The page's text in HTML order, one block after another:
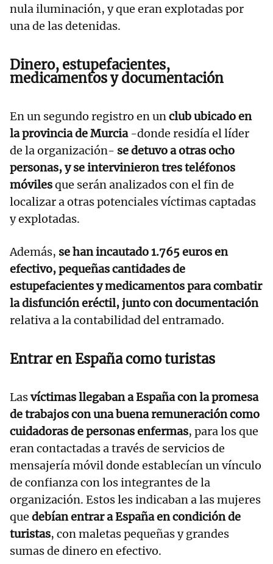
nula iluminación, y que eran explotadas por
una de las detenidas.
Dinero, estupefacientes,
medicamentos y documentación
En un segundo registro en unclub ubicado en
la provincia de Murcia-donde residía el líder
de la organización- se detuvo a otras ocho
personas, y se intervinieron tres teléfonos
móvilesque serán analizados con el fin de
localizar a otras potenciales víctimas captadas
y explotadas.
Además, se han incautado 1.765 euros en
efectivo, pequeñas cantidades de
estupefacientes y medicamentos para combatir
la disfunción eréctil, junto con documentación
relativa a la contabilidad del entramado.
Entrar en España como turistas
Lasvíctimas llegaban a España con la promesa
de trabajos con una buena remuneración como
cuidadoras de personas enfermas, para los que
eran contactadas a través de servicios de
mensajería móvil donde establecían un vínculo
de confianza con los integrantes de la
organización. Estos les indicaban a las mujeres
que debían entrar a España en condición de
turistas, con maletas pequeñas y grandes
sumas de dinero en efectivo.